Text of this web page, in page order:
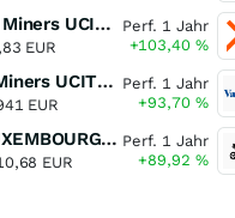
Global X Copper Miners UCITS ETF USD Acc
EUR
Perf. 1 Jahr
+103,40 %
iShares Copper Miners UCITS ETF
EUR
Perf. 1 Jahr
+93,70 %
MULTI UNITS LUXEMBOURG - Lyxor MSCI Semiconductors ESG Filtered
EUR
Perf. 1 Jahr
+89,92 %